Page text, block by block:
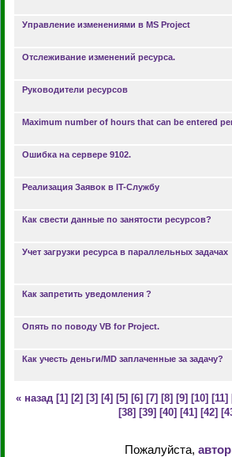
Управление изменениями в MS Project
Отслеживание изменений ресурса.
Руководители ресурсов
Maximum number of hours that can be entered
Ошибка на сервере 9102.
Реализация Заявок в IT-Службу
Как свести данные по занятости ресурсов?
Учет загрузки ресурса в параллельных задачах
Как запретить уведомления ?
Опять по поводу VB for Project.
Как учесть деньги/MD заплаченные за задачу?
« назад [1] [2] [3] [4] [5] [6] [7] [8] [9] [10] [11]
[38] [39] [40] [41] [42]
Пожалуйста,